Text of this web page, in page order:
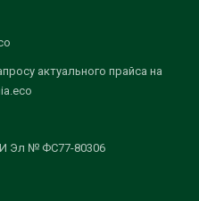
актуального прайса на
Эл № ФС77-80306